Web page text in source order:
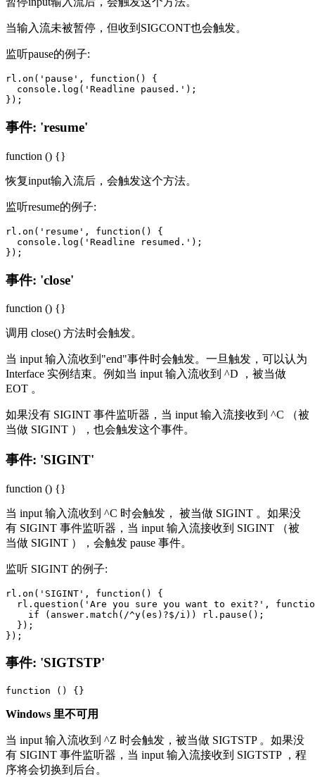
当输入流未被暂停，但收到SIGCONT也会触发。
监听pause的例子:
rl.on('pause', function() {
  console.log('Readline paused.');
事件: 'resume'
function () {}
恢复input输入流后，会触发这个方法。
监听resume的例子:
rl.on('resume', function() {
  console.log('Readline resumed.');
事件: 'close'
function () {}
调用 close() 方法时会触发。
当 input 输入流收到"end"事件时会触发。一旦触发，可以认为
Interface 实例结束。例如当 input 输入流收到 ^D ，被当做
EOT 。
如果没有 SIGINT 事件监听器，当 input 输入流接收到 ^C （被
当做 SIGINT ），也会触发这个事件。
事件: 'SIGINT'
function () {}
当 input 输入流收到 ^C 时会触发， 被当做 SIGINT 。如果没
有 SIGINT 事件监听器，当 input 输入流接收到 SIGINT （被
当做 SIGINT ），会触发 pause 事件。
监听 SIGINT 的例子:
rl.on('SIGINT', function() {
rl.question('Are you sure you want to exit?',
    if (answer.match(/^y(es)?$/i)) rl.pause();
  });
事件: 'SIGTSTP'
Windows 里不可用
当 input 输入流收到 ^Z 时会触发，被当做 SIGTSTP 。如果没
有 SIGINT 事件监听器，当 input 输入流接收到 SIGTSTP ，程
序将会切换到后台。